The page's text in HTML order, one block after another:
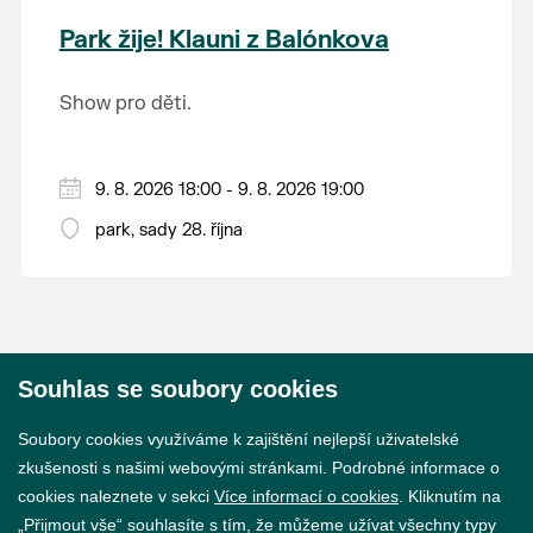
krajina na světě, která je zapsána na Seznam
světového přírodního a kulturního dědictví
Park žije! Klauni z Balónkova
Show pro děti.
9. 8. 2026 18:00 - 9. 8. 2026 19:00
park, sady 28. října
Souhlas se soubory cookies
Soubory cookies využíváme k zajištění nejlepší uživatelské
zkušenosti s našimi webovými stránkami. Podrobné informace o
cookies naleznete v sekci Více informací o cookies . Kliknutím na
„Přijmout vše“ souhlasíte s tím, že můžeme užívat všechny typy